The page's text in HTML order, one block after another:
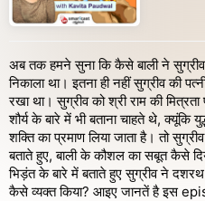
अब तक हमने सुना कि कैसे बाली ने
निकाला था। इतना ही नहीं सुग्रीव की
रखा था। सुग्रीव को श्री राम की
शौर्य के बारे में भी बताना चाहते थे,
शक्ति का प्रमाण लिया जाता है। तो
बताते हुए, बाली के कौशल का सबूत कैसे
भिड़ंत के बारे में बताते हुए सुग्रीव ने
कैसे व्यक्त किया? आइए जानतें है इस